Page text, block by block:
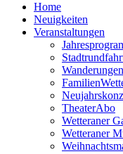
Home
Neuigkeiten
Veranstaltungen
Wanderungen
TheaterAbo
Wetteraner
Wetteraner